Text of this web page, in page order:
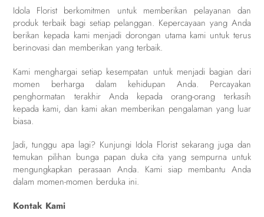
Idola Florist berkomitmen untuk memberikan pelayanan dan
produk terbaik bagi setiap pelanggan. Kepercayaan yang Anda
berikan kepada kami menjadi dorongan utama kami untuk terus
berinovasi dan memberikan yang terbaik.
Kami menghargai setiap kesempatan untuk menjadi bagian dari
momen berharga dalam kehidupan Anda. Percayakan
penghormatan terakhir Anda kepada orang-orang terkasih
kepada kami, dan kami akan memberikan pengalaman yang luar
biasa.
Jadi, tunggu apa lagi? Kunjungi Idola Florist sekarang juga dan
temukan pilihan bunga papan duka cita yang sempurna untuk
mengungkapkan perasaan Anda. Kami siap membantu Anda
dalam momen-momen berduka ini.
Kontak Kami